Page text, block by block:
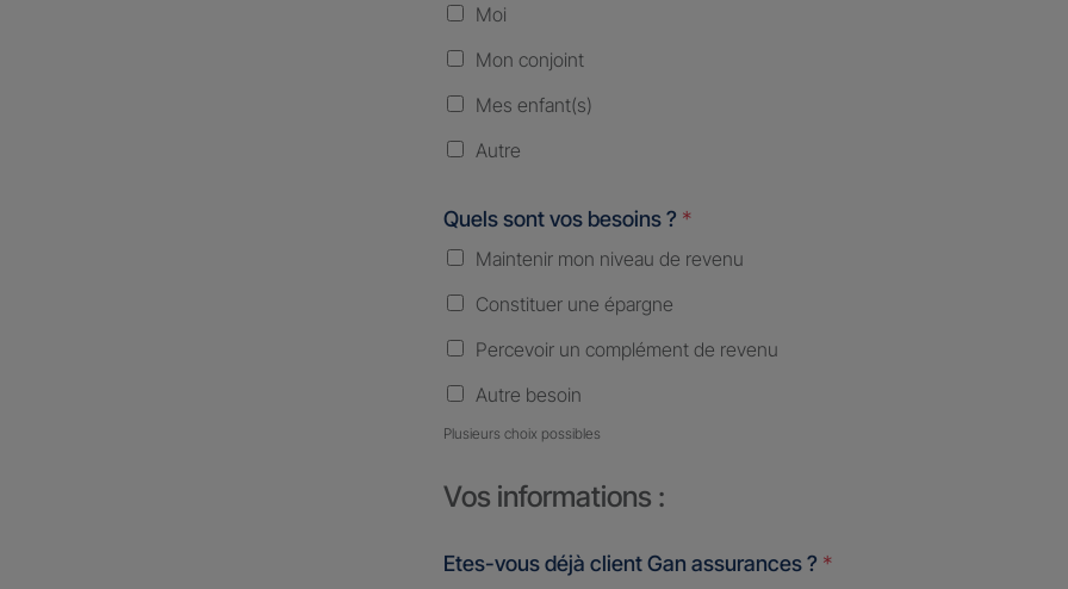
Moi
Mon conjoint
Mes enfant(s)
Autre
Quels sont vos besoins ? *
Maintenir mon niveau de revenu
Constituer une épargne
Percevoir un complément de revenu
Autre besoin
Plusieurs choix possibles
Vos informations :
Etes-vous déjà client Gan assurances ? *